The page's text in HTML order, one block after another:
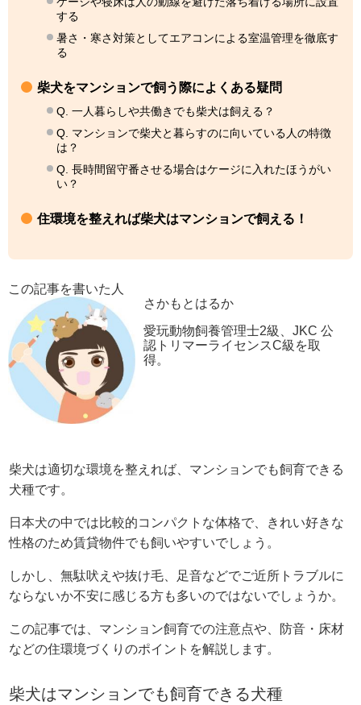
する
暑さ・寒さ対策としてエアコンによる室温管理を徹底す
る
柴犬をマンションで飼う際によくある疑問
Q. 一人暮らしや共働きでも柴犬は飼える？
Q. マンションで柴犬と暮らすのに向いている人の特徴
は？
Q. 長時間留守番させる場合はケージに入れたほうがい
い？
住環境を整えれば柴犬はマンションで飼える！
この記事を書いた人
さかもとはるか
愛玩動物飼養管理士2級、JKC 公
認トリマーライセンスC級を取
得。
柴犬は適切な環境を整えれば、マンションでも飼育できる
犬種です。
日本犬の中では比較的コンパクトな体格で、きれい好きな
性格のため賃貸物件でも飼いやすいでしょう。
しかし、無駄吠えや抜け毛、足音などでご近所トラブルに
ならないか不安に感じる方も多いのではないでしょうか。
この記事では、マンション飼育での注意点や、防音・床材
などの住環境づくりのポイントを解説します。
柴犬はマンションでも飼育できる犬種